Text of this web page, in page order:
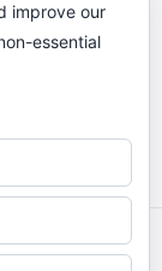
Derechos
improve our
essential